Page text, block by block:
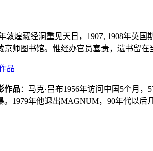
敦煌藏经洞重见天日，1907, 1908年英
师图书馆。惟经办官员塞责，遗书留在
作品：马克·吕布1956年访问中国5个月
1979年他退出MAGNUM，90年代以后